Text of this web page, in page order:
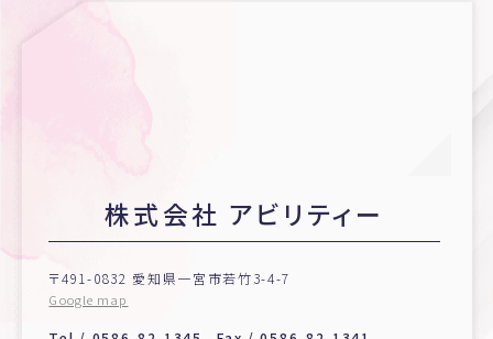
株式会社 アビリティー
〒491-0832 愛知県一宮市若竹3-4-7
Google map